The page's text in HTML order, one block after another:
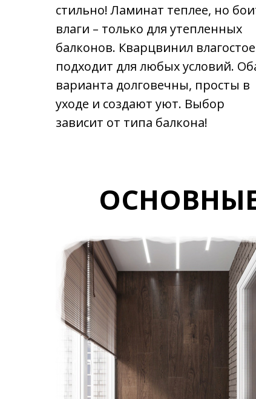
стильно! Ламинат теплее, но
влаги – только для утепленных
балконов. Кварцвинил
подходит для любых условий.
варианта долговечны, просты в
уходе и создают уют. Выбор
зависит от типа балкона!